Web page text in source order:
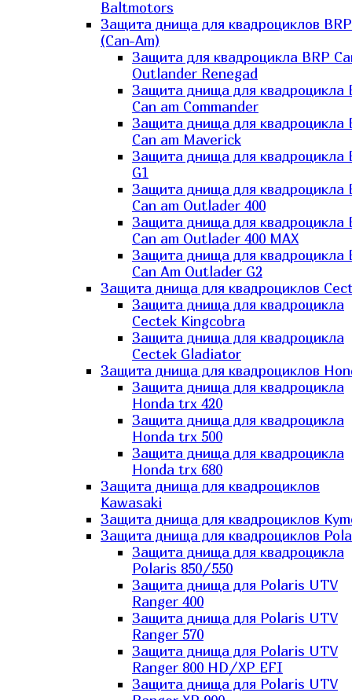
Baltmotors
Защита днища для квадроциклов BRP
(Can-Am)
Защита для квадроцикла BRP
Outlander Renegad
Защита днища для квадроцикла
Can am Commander
Защита днища для квадроцикла
Can am Maverick
Защита днища для квадроцикла
G1
Защита днища для квадроцикла
Can am Outlader 400
Защита днища для квадроцикла
Can am Outlader 400 MAX
Защита днища для квадроцикла
Can Аm Outlader G2
Защита днища для квадроциклов
Защита днища для квадроцикла
Cectek Kingcobra
Защита днища для квадроцикла
Cectek Gladiator
Защита днища для квадроциклов
Защита днища для квадроцикла
Honda trx 420
Защита днища для квадроцикла
Honda trx 500
Защита днища для квадроцикла
Honda trx 680
Защита днища для квадроциклов
Kawasaki
Защита днища для квадроциклов
Защита днища для квадроциклов
Защита днища для квадроцикла
Polaris 850/550
Защита днища для Polaris UTV
Ranger 400
Защита днища для Polaris UTV
Ranger 570
Защита днища для Polaris UTV
Ranger 800 HD/XP EFI
Защита днища для Polaris UTV